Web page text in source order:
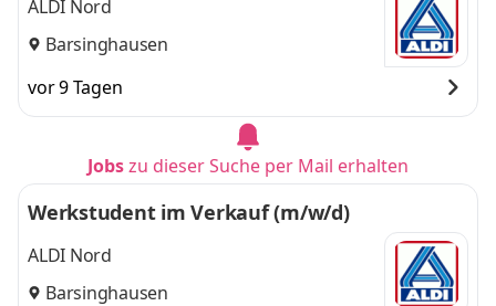
ALDI Nord
Barsinghausen
vor 9 Tagen
Jobszu dieser Suche per Mail erhalten
Werkstudent im Verkauf (m/w/d)
ALDI Nord
Barsinghausen